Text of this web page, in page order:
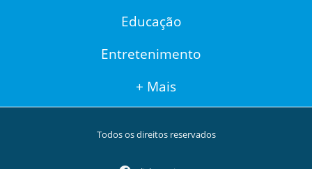
Educação
Entretenimento
+ Mais
Todos os direitos reservados